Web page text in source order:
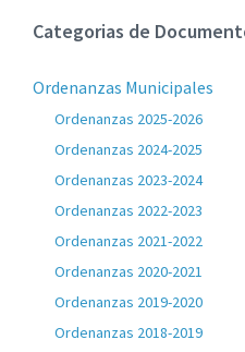
Categorias de
Ordenanzas Municipales
Ordenanzas 2025-2026
Ordenanzas 2024-2025
Ordenanzas 2023-2024
Ordenanzas 2022-2023
Ordenanzas 2021-2022
Ordenanzas 2020-2021
Ordenanzas 2019-2020
Ordenanzas 2018-2019